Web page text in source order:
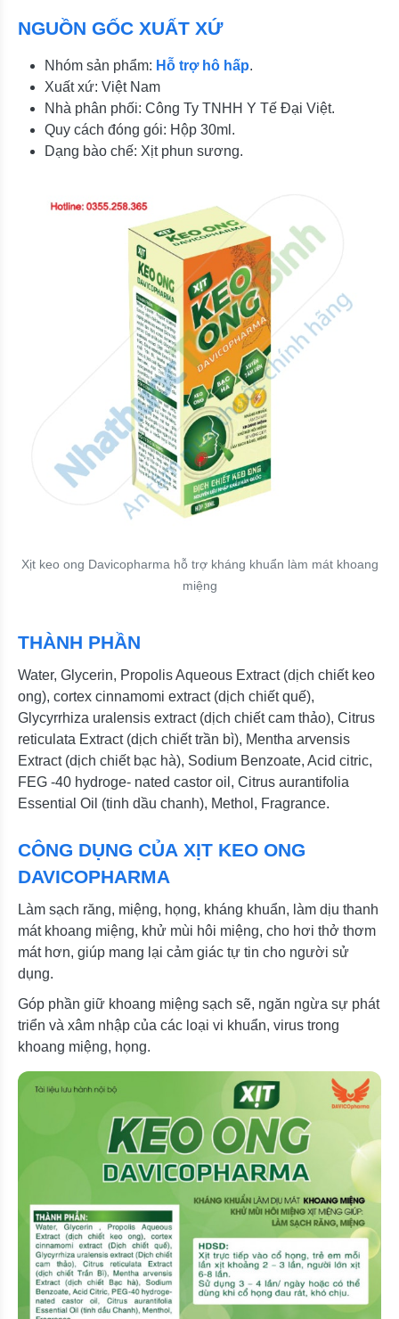
NGUỒN GỐC XUẤT XỨ
Nhóm sản phẩm: Hỗ trợ hô hấp.
Xuất xứ: Việt Nam
Nhà phân phối: Công Ty TNHH Y Tế Đại Việt.
Quy cách đóng gói: Hộp 30ml.
Dạng bào chế: Xịt phun sương.
Xịt keo ong Davicopharma hỗ trợ kháng khuẩn làm mát khoang
miệng
THÀNH PHẦN
Water, Glycerin, Propolis Aqueous Extract (dịch chiết keo
ong), cortex cinnamomi extract (dịch chiết quế),
Glycyrrhiza uralensis extract (dịch chiết cam thảo), Citrus
reticulata Extract (dịch chiết trần bì), Mentha arvensis
Extract (dịch chiết bạc hà), Sodium Benzoate, Acid citric,
FEG -40 hydroge- nated castor oil, Citrus aurantifolia
Essential Oil (tinh dầu chanh), Methol, Fragrance.
CÔNG DỤNG CỦA XỊT KEO ONG
DAVICOPHARMA
Làm sạch răng, miệng, họng, kháng khuẩn, làm dịu thanh
mát khoang miệng, khử mùi hôi miệng, cho hơi thở thơm
mát hơn, giúp mang lại cảm giác tự tin cho người sử
dụng.
Góp phần giữ khoang miệng sạch sẽ, ngăn ngừa sự phát
triển và xâm nhập của các loại vi khuẩn, virus trong
khoang miệng, họng.